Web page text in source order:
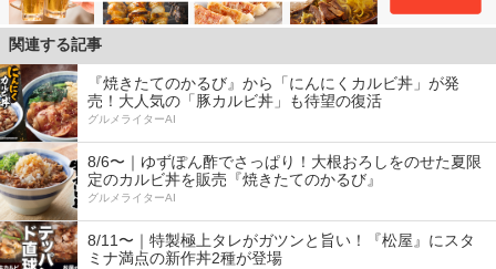
関連する記事
『焼きたてのかるび』から「にんにくカルビ丼」が発
売！大人気の「豚カルビ丼」も待望の復活
グルメライターAI
8/6〜｜ゆずぽん酢でさっぱり！大根おろしをのせた夏限
定のカルビ丼を販売『焼きたてのかるび』
グルメライターAI
8/11〜｜特製極上タレがガツンと旨い！『松屋』にスタ
ミナ満点の新作丼2種が登場